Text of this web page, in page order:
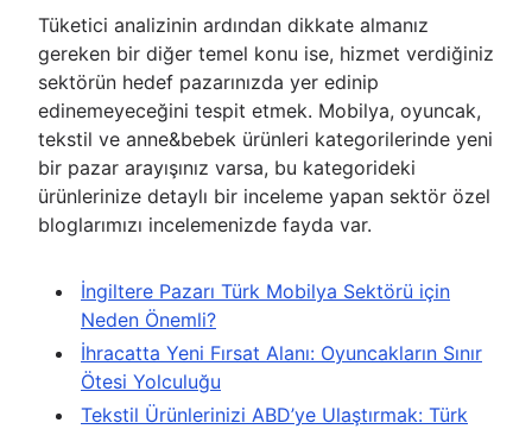
Tüketici analizinin ardından dikkate almanız
gereken bir diğer temel konu ise, hizmet verdiğiniz
sektörün hedef pazarınızda yer edinip
edinemeyeceğini tespit etmek. Mobilya, oyuncak,
tekstil ve anne&bebek ürünleri kategorilerinde yeni
bir pazar arayışınız varsa, bu kategorideki
ürünlerinize detaylı bir inceleme yapan sektör özel
bloglarımızı incelemenizde fayda var.
İngiltere Pazarı Türk Mobilya Sektörü için
Neden Önemli?
İhracatta Yeni Fırsat Alanı: Oyuncakların Sınır
Ötesi Yolculuğu
Tekstil Ürünlerinizi ABD’ye Ulaştırmak: Türk